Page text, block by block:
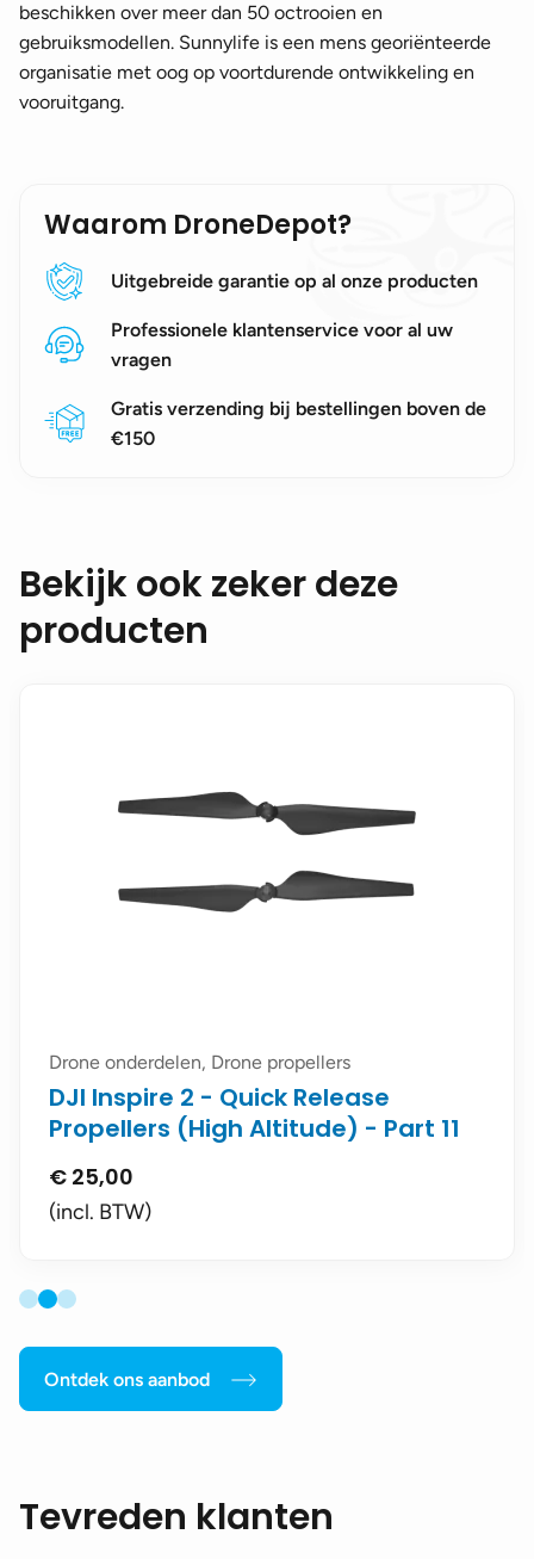
beschikken over meer dan 50 octrooien en
gebruiksmodellen. Sunnylife is een mens georiënteerde
organisatie met oog op voortdurende ontwikkeling en
vooruitgang.
Waarom DroneDepot?
Uitgebreide garantie op al onze producten
Professionele klantenservice voor al uw
vragen
Gratis verzending bij bestellingen boven de
€150
Bekijk ook zeker deze
producten
Drone onderdelen, Drone propellers
DJI Inspire 2 - Quick Release
Propellers (High Altitude) - Part 11
€ 25,00
(incl. BTW)
Ontdek ons aanbod
Tevreden klanten